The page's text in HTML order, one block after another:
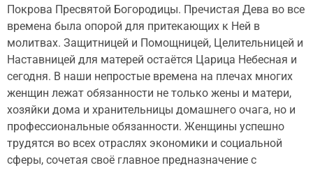
Покрова Пресвятой Богородицы. Пречистая Дева во все
времена была опорой для притекающих к Ней в
молитвах. Защитницей и Помощницей, Целительницей и
Наставницей для матерей остаётся Царица Небесная и
сегодня. В наши непростые времена на плечах многих
женщин лежат обязанности не только жены и матери,
хозяйки дома и хранительницы домашнего очага, но и
профессиональные обязанности. Женщины успешно
трудятся во всех отраслях экономики и социальной
сферы, сочетая своё главное предназначение с